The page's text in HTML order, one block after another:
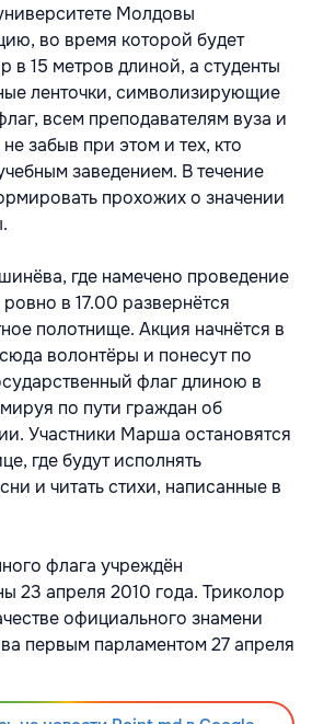
Молдовы
во время которой будет
в 15 метров длиной, а студенты
ленточки, символизирующие
всем преподавателям вуза и
забыв при этом и тех, кто
заведением. В течение
прохожих о значении
где намечено проведение
в 17.00 развернётся
полотнище. Акция начнётся в
волонтёры и понесут по
флаг длиною в
по пути граждан об
Участники Марша остановятся
где будут исполнять
и читать стихи, написанные в
флага учреждён
23 апреля 2010 года. Триколор
официального знамени
первым парламентом 27 апреля